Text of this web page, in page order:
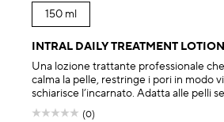
150 ml
INTRAL DAILY TREATMENT LOTION
Una lozione trattante professionale
calma la pelle, restringe i pori in modo
schiarisce l’incarnato. Adatta alle pelli
(0)